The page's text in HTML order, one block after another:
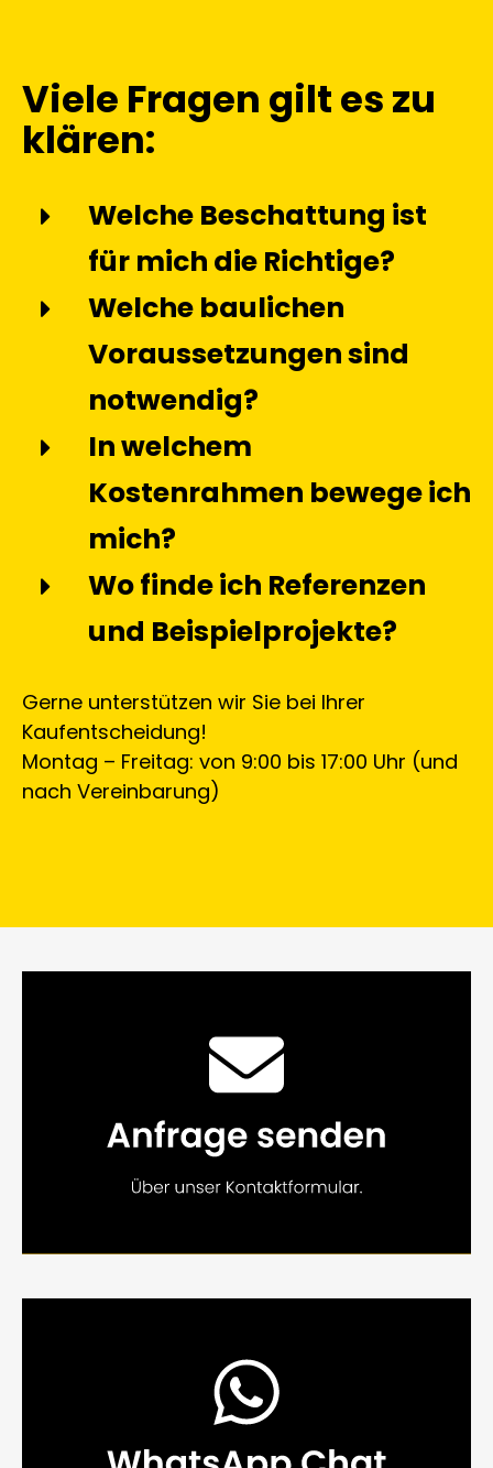
Viele Fragen gilt es zu
klären:
Welche Beschattung ist
für mich die Richtige?
Welche baulichen
Voraussetzungen sind
notwendig?
In welchem
Kostenrahmen bewege ich
mich?
Wo finde ich Referenzen
und Beispielprojekte?
Gerne unterstützen wir Sie bei Ihrer
Kaufentscheidung!
Montag – Freitag: von 9:00 bis 17:00 Uhr (und
nach Vereinbarung)